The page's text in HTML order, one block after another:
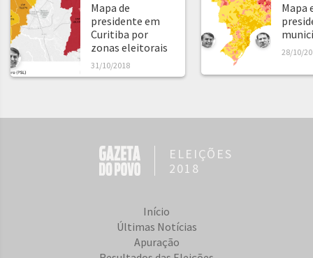
Mapa de
presidente em
Curitiba por
zonas eleitorais
31/10/2018
Mapa
28/10/
ELEIÇÕES
2018
Início
Últimas Notícias
Apuração